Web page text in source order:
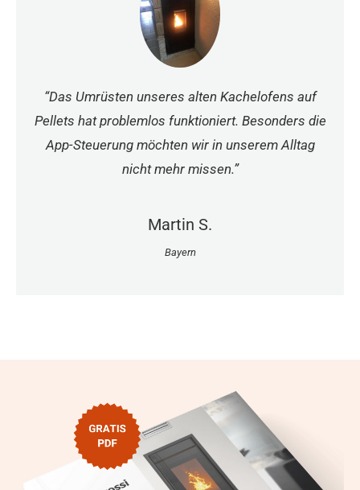
“Das Umrüsten unseres alten Kachelofens auf
Pellets hat problemlos funktioniert. Besonders die
App-Steuerung möchten wir in unserem Alltag
nicht mehr missen.”
Martin S.
Bayern